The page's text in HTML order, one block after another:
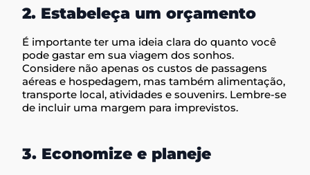
2. Estabeleça um orçamento
É importante ter uma ideia clara do quanto você
pode gastar em sua viagem dos sonhos.
Considere não apenas os custos de passagens
aéreas e hospedagem, mas também alimentação,
transporte local, atividades e souvenirs. Lembre-se
de incluir uma margem para imprevistos.
3. Economize e planeje